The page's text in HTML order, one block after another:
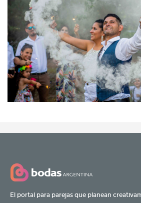
El portal para parejas que planean